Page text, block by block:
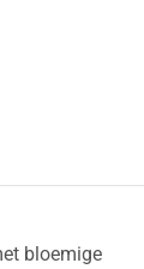
bloemige